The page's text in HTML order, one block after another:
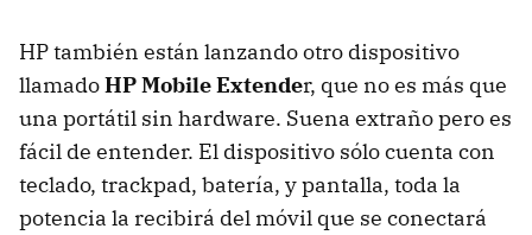
HP también están lanzando otro dispositivo
llamadoHP Mobile Extender, que no es más que
una portátil sin hardware. Suena extraño pero es
fácil de entender. El dispositivo sólo cuenta con
teclado, trackpad, batería, y pantalla, toda la
potencia la recibirá del móvil que se conectará